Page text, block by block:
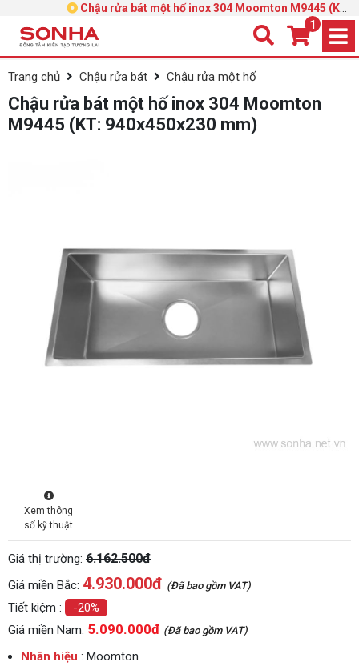
Chậu rửa bát một hố inox 304 Moomton M9445 (KT:
940x450x230 mm)
1
Trang chủ Chậu rửa bát Chậu rửa một hố
Chậu rửa bát một hố inox 304 Moomton
M9445 (KT: 940x450x230 mm)
Xem thông
số kỹ thuật
Giá thị trường: 6.162.500đ
Giá miền Bắc: 4.930.000đ (Đã bao gồm VAT)
Tiết kiệm :
-20%
Giá miền Nam: 5.090.000đ (Đã bao gồm VAT)
Nhãn hiệu : Moomton